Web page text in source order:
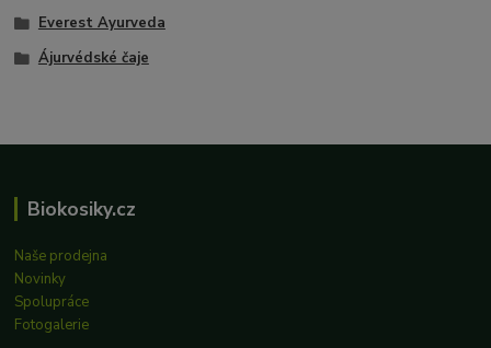
Everest Ayurveda
Ájurvédské čaje
Biokosiky.cz
Naše prodejna
Novinky
Spolupráce
Fotogalerie